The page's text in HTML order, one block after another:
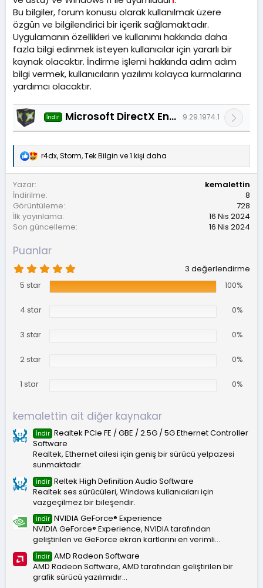
Bu bilgiler, forum konusu olarak kullanılmak üzere
özgün ve bilgilendirici bir içerik sağlamaktadır.
Uygulamanın özellikleri ve kullanımı hakkında daha
fazla bilgi edinmek isteyen kullanıcılar için yararlı bir
kaynak olacaktır. İndirme işlemi hakkında adım adım
bilgi vermek, kullanıcıların yazılımı kolayca kurmalarına
yardımcı olacaktır.
İndir Microsoft DirectX End-User Runtime 9.29.1974.1
T
e
k
i
l
e
r
r4dx,Storm,Tek Bilgin ve 1 kişi daha
Yazar
kemalettin
İndirilme
8
Görüntüleme
728
İlk yayınlama
16 Nis 2024
Son güncelleme
16 Nis 2024
Puanlar
0
0
3 değerlendirme
5 star
100%
4 star 0%
3 star 0%
2 star 0%
1 star 0%
kemalettin ait diğer kaynakar
İndir Realtek PCIe FE / GBE / 2.5G / 5G Ethernet Controller
Software
Realtek, Ethernet ailesi için geniş bir sürücü yelpazesi
sunmaktadır.
İndir Reltek High Definition Audio Software
Realtek ses sürücüleri, Windows kullanıcıları için
vazgeçilmez bir bileşendir.
İndir NVIDIA GeForce® Experience
NVIDIA GeForce® Experience, NVIDIA tarafından
geliştirilen ve GeForce ekran kartlarını en verimli...
İndir AMD Radeon Software
AMD Radeon Software, AMD tarafından geliştirilen bir
grafik sürücü yazılımıdır...